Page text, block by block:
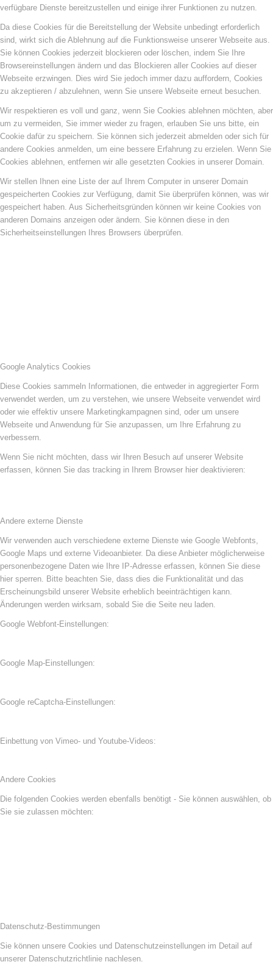
verfügbare Dienste bereitzustellen und einige ihrer Funktionen zu nutzen.
Da diese Cookies für die Bereitstellung der Website unbedingt erforderlich
sind, wirkt sich die Ablehnung auf die Funktionsweise unserer Webseite aus.
Sie können Cookies jederzeit blockieren oder löschen, indem Sie Ihre
Browsereinstellungen ändern und das Blockieren aller Cookies auf dieser
Webseite erzwingen. Dies wird Sie jedoch immer dazu auffordern, Cookies
zu akzeptieren / abzulehnen, wenn Sie unsere Webseite erneut besuchen.
Wir respektieren es voll und ganz, wenn Sie Cookies ablehnen möchten, aber
um zu vermeiden, Sie immer wieder zu fragen, erlauben Sie uns bitte, ein
Cookie dafür zu speichern. Sie können sich jederzeit abmelden oder sich für
andere Cookies anmelden, um eine bessere Erfahrung zu erzielen. Wenn Sie
Cookies ablehnen, entfernen wir alle gesetzten Cookies in unserer Domain.
Wir stellen Ihnen eine Liste der auf Ihrem Computer in unserer Domain
gespeicherten Cookies zur Verfügung, damit Sie überprüfen können, was wir
gespeichert haben. Aus Sicherheitsgründen können wir keine Cookies von
anderen Domains anzeigen oder ändern. Sie können diese in den
Sicherheitseinstellungen Ihres Browsers überprüfen.
Google Analytics Cookies
Diese Cookies sammeln Informationen, die entweder in aggregierter Form
verwendet werden, um zu verstehen, wie unsere Webseite verwendet wird
oder wie effektiv unsere Marketingkampagnen sind, oder um unsere
Webseite und Anwendung für Sie anzupassen, um Ihre Erfahrung zu
verbessern.
Wenn Sie nicht möchten, dass wir Ihren Besuch auf unserer Website
erfassen, können Sie das tracking in Ihrem Browser hier deaktivieren:
Andere externe Dienste
Wir verwenden auch verschiedene externe Dienste wie Google Webfonts,
Google Maps und externe Videoanbieter. Da diese Anbieter möglicherweise
personenbezogene Daten wie Ihre IP-Adresse erfassen, können Sie diese
hier sperren. Bitte beachten Sie, dass dies die Funktionalität und das
Erscheinungsbild unserer Website erheblich beeinträchtigen kann.
Änderungen werden wirksam, sobald Sie die Seite neu laden.
Google Webfont-Einstellungen:
Google Map-Einstellungen:
Google reCaptcha-Einstellungen:
Einbettung von Vimeo- und Youtube-Videos:
Andere Cookies
Die folgenden Cookies werden ebenfalls benötigt - Sie können auswählen, ob
Sie sie zulassen möchten:
Datenschutz-Bestimmungen
Sie können unsere Cookies und Datenschutzeinstellungen im Detail auf
unserer Datenschutzrichtlinie nachlesen.